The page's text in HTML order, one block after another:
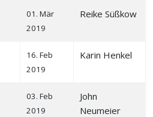
01. Mär
2019
Reike Süßkow
16. Feb
2019
Karin Henkel
03. Feb
2019
John
Neumeier